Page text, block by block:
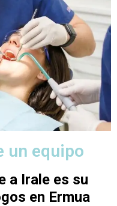
un equipo
a Irale es su
en Ermua